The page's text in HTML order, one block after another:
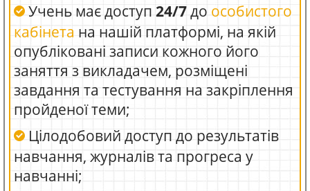
Учень має доступ 24/7до особистого
кабінета на нашій платформі, на якій
опубліковані записи кожного його
заняття з викладачем, розміщені
завдання та тестування на закріплення
пройденої теми;
Цілодобовий доступ до результатів
навчання, журналів та прогреса у
навчанні;